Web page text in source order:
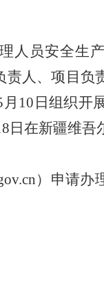
人员安全生
人、项目负
月 10 日组织开
日在新疆维吾
） 申请办